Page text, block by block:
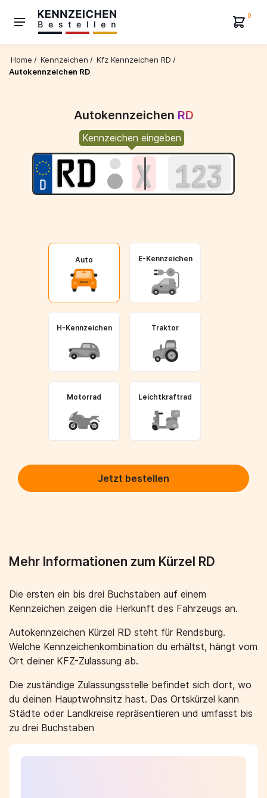
0
Home / Kennzeichen / Kfz Kennzeichen RD /
Autokennzeichen RD
Autokennzeichen RD
Kennzeichen eingeben
Auto E-Kennzeichen
H-Kennzeichen Traktor
Motorrad Leichtkraftrad
Jetzt bestellen
Mehr Informationen zum Kürzel RD
Die ersten ein bis drei Buchstaben auf einem
Kennzeichen zeigen die Herkunft des Fahrzeugs an.
Autokennzeichen Kürzel RD steht für Rendsburg.
Welche Kennzeichenkombination du erhältst, hängt vom
Ort deiner KFZ-Zulassung ab.
Die zuständige Zulassungsstelle befindet sich dort, wo
du deinen Hauptwohnsitz hast. Das Ortskürzel kann
Städte oder Landkreise repräsentieren und umfasst bis
zu drei Buchstaben